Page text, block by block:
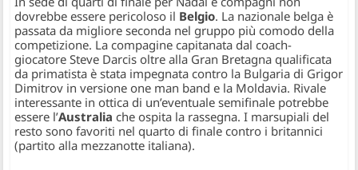
dovrebbe essere pericoloso il Belgio. La nazionale belga è
passata da migliore seconda nel gruppo più comodo della
competizione. La compagine capitanata dal coach-
giocatore Steve Darcis oltre alla Gran Bretagna qualificata
da primatista è stata impegnata contro la Bulgaria di Grigor
Dimitrov in versione one man band e la Moldavia. Rivale
interessante in ottica di un’eventuale semifinale potrebbe
essere l’Australia che ospita la rassegna. I marsupiali del
resto sono favoriti nel quarto di finale contro i britannici
(partito alla mezzanotte italiana).